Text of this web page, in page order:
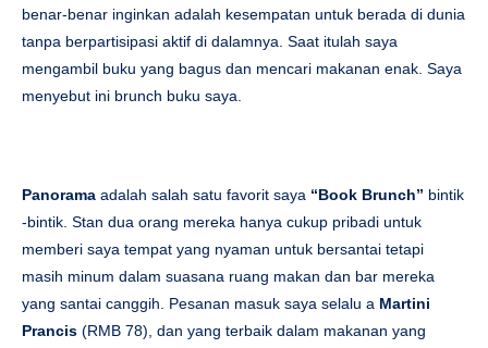
benar-benar inginkan adalah kesempatan untuk berada di dunia
tanpa berpartisipasi aktif di dalamnya. Saat itulah saya
mengambil buku yang bagus dan mencari makanan enak. Saya
menyebut ini brunch buku saya.
Panorama adalah salah satu favorit saya “Book Brunch” bintik
-bintik. Stan dua orang mereka hanya cukup pribadi untuk
memberi saya tempat yang nyaman untuk bersantai tetapi
masih minum dalam suasana ruang makan dan bar mereka
yang santai canggih. Pesanan masuk saya selalu a Martini
Prancis (RMB 78), dan yang terbaik dalam makanan yang